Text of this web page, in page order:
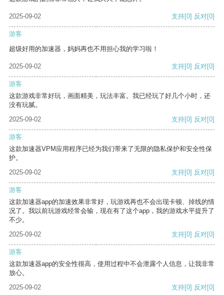
2025-09-02 支持[0] 反对[0]
游客
超级好用的加速器，妈妈再也不用担心我的学习啦！
2025-09-02 支持[0] 反对[0]
游客
这款游戏非常好玩，画面精美，玩法丰富。我已经玩了好几个小时，还
没有玩腻。
2025-09-02
支持[0] 反对[0]
游客
这款加速器VPM应用程序已经为我们带来了无限的隐私保护和安全性保
护。
2025-09-02
支持[0] 反对[0]
游客
这款加速器app的加速效果非常好，玩游戏再也不会出现卡顿、掉线的情
况了。我以前玩游戏经常会输，现在有了这个app，我的游戏水平提升了
不少。
2025-09-02
支持[0] 反对[0]
游客
这款加速器app的安全性很高，使用过程中不会泄露个人信息，让我非常
放心。
2025-09-02
支持[0] 反对[0]